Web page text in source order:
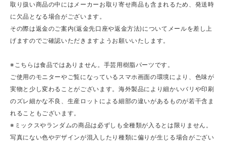
取り扱い商品の中にはメーカーお取り寄せ商品も含まれるため、発送時
に欠品となる場合がございます。
その際は返金のご案内(返金先口座や返金方法)についてメールを差し上
げますのでご確認いただきますようお願いいたします。
※こちらは食品ではありません。手芸用樹脂パーツです。
ご使用のモニターやご覧になっているスマホ画面の環境により、色味が
実物と少し変わることがございます。海外製品により細かいバリや印刷
のズレ細かな不良、生産ロットによる細部の違いがあるものが若干含ま
れることもございます。
※ミックスやランダムの商品は必ずしも全種類が入るとは限りません。
写真にない色やデザインが混入したり種類に偏りが生じる場合がござい